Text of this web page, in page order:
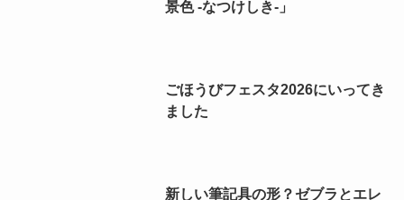
景色 -なつけしき-」
ごほうびフェスタ2026にいってき
ました
新しい筆記具の形？ゼブラとエレ